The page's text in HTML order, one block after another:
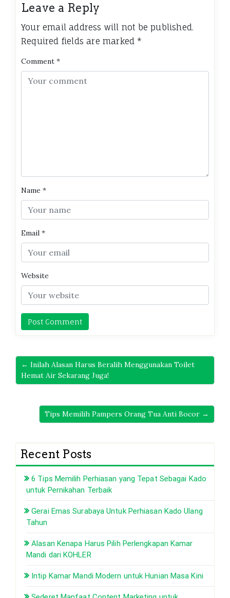
Leave a Reply
Your email address will not be published.
Required fields are marked *
Comment *
Name *
Email *
Website
← Inilah Alasan Harus Beralih Menggunakan Toilet
Hemat Air Sekarang Juga!
Tips Memilih Pampers Orang Tua Anti Bocor →
Recent Posts
6 Tips Memilih Perhiasan yang Tepat Sebagai Kado
untuk Pernikahan Terbaik
Gerai Emas Surabaya Untuk Perhiasan Kado Ulang
Tahun
Alasan Kenapa Harus Pilih Perlengkapan Kamar
Mandi dari KOHLER
Intip Kamar Mandi Modern untuk Hunian Masa Kini